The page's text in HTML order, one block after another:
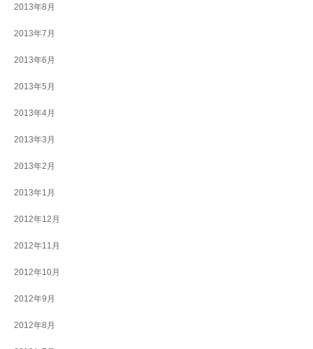
2013年8月
2013年7月
2013年6月
2013年5月
2013年4月
2013年3月
2013年2月
2013年1月
2012年12月
2012年11月
2012年10月
2012年9月
2012年8月